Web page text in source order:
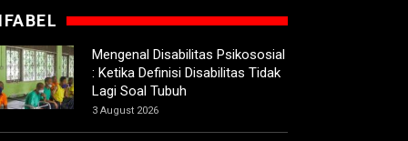
Mengenal Disabilitas Psikososial
: Ketika Definisi Disabilitas Tidak
Lagi Soal Tubuh
3 August 2026